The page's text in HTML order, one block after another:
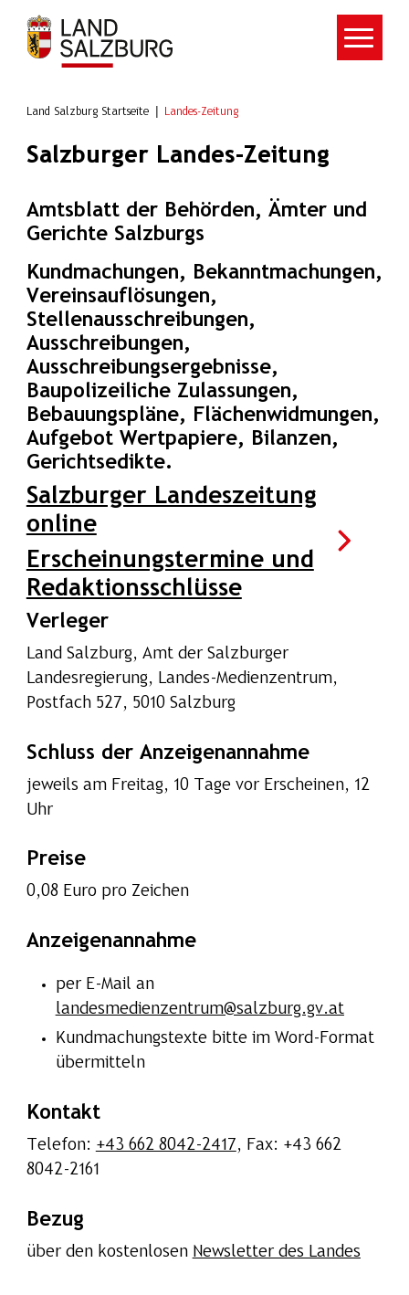
Zum Hauptinhalt springen
Land Salzburg Startseite Landes-Zeitung
Salzburger Landes-Zeitung
Amtsblatt der Behörden, Ämter und
Gerichte Salzburgs
Kundmachungen, Bekanntmachungen,
Vereinsauflösungen,
Stellenausschreibungen,
Ausschreibungen,
Ausschreibungsergebnisse,
Baupolizeiliche Zulassungen,
Bebauungspläne, Flächenwidmungen,
Aufgebot Wertpapiere, Bilanzen,
Gerichtsedikte.
Salzburger Landeszeitung
online
Erscheinungstermine und
Redaktionsschlüsse
Verleger
Land Salzburg, Amt der Salzburger
Landesregierung, Landes-Medienzentrum,
Postfach 527, 5010 Salzburg
Schluss der Anzeigenannahme
jeweils am Freitag, 10 Tage vor Erscheinen, 12
Uhr
Preise
0,08 Euro pro Zeichen
Anzeigenannahme
per E-Mail an
landesmedienzentrum@salzburg.gv.at
Kundmachungstexte bitte im Word-Format
übermitteln
Kontakt
Telefon: +43 662 8042-2417 , Fax: +43 662
8042-2161
Bezug
über den kostenlosen Newsletter des Landes